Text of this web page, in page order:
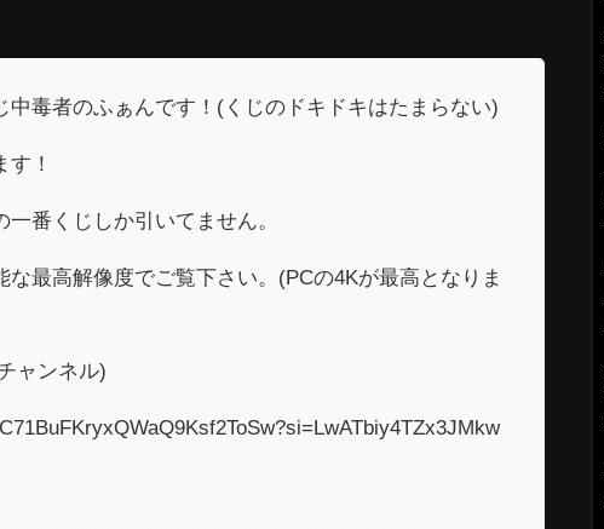
中毒者のふぁんです！(くじのドキドキはたまらない)
す！
番くじしか引いてません。
最高解像度でご覧下さい。(PCの4Kが最高となりま
ャンネル)